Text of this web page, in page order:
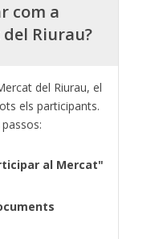
com a
Riurau?
del Riurau, el
els participants.
al Mercat"